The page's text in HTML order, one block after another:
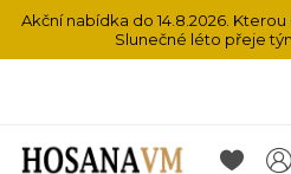
Akční nabídka do 14.8.2026.
Slunečné léto přeje